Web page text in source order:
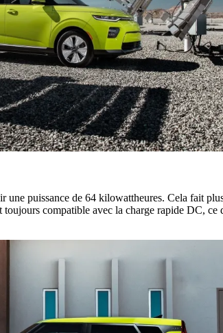
puissance de 64 kilowattheures. Cela fait
compatible avec la charge rapide DC,